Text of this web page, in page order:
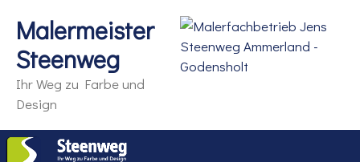
Inhalt
springen
Malermeister
Steenweg
Ihr Weg zu Farbe und
Design